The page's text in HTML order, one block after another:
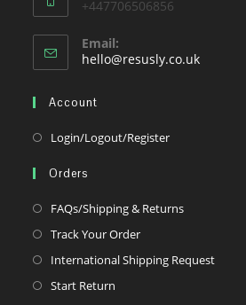
+447706506856
Email:
hello@resusly.co.ukOpens
Account
Login/Logout/RegisterOpens
new
Orders
FAQs/Shipping & ReturnsOpens
Track Your OrderOpens
in
International Shipping RequestOpens
Start Return